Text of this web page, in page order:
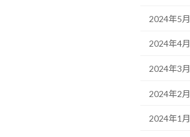
2024年5月
2024年4月
2024年3月
2024年2月
2024年1月